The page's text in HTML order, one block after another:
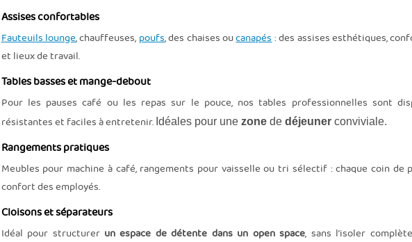
Assises confortables
Fauteuils lounge, chauffeuses, poufs, des chaises oucanapés: des assises esthétiques,
et lieux de travail.
Tables basses et mange-debout
Pour les pauses café ou les repas sur le pouce, nos tables professionnelles sont
résistantes et faciles à entretenir. Idéales pour une zonede déjeunerconviviale.
Rangements pratiques
Meubles pour machine à café, rangements pour vaisselle ou tri sélectif : chaque coin
confort des employés.
Cloisons et séparateurs
Idéal pour structurer un espace de détente dans un open space, sans l’isoler